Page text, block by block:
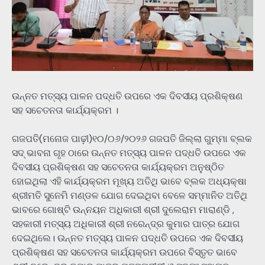
ଉନ୍ନତ ମତ୍ସ୍ୟ ପାଳନ ପଦ୍ଧତି ଉପରେ ଏକ ଦିବସୀୟ ପ୍ରଶିକ୍ଷଣ
ସହ ସଚେତନତା କାର୍ଯ୍ୟକ୍ରମ ।
ଗଜପତି(ମନୋଜ ପାଢ଼ୀ)୧୦/୦୬/୨୦୨୬ ଗଜପତି ଜିଲ୍ଲା ଗୁମ୍ମା ବ୍ଲକ
ସଦ୍ ଭାବନା ଗୃହ ଠାରେ ଉନ୍ନତ ମତ୍ସ୍ୟ ପାଳନ ପଦ୍ଧତି ଉପରେ ଏକ
ଦିବସୀୟ ପ୍ରଶିକ୍ଷଣ ସହ ସଚେତନତା କାର୍ଯ୍ୟକ୍ରମ ଅନୁଷ୍ଠିତ
ହୋଇଥିଲା ‌ଏହି କାର୍ଯ୍ୟକ୍ରମ ମୂଖ୍ୟ ଅତିଥି ଭାବେ ବ୍ଲକ ଅଧ୍ୟକ୍ଷା
ଶ୍ରୀମତି ସୁନେମି ମଣ୍ଡଳ ଯୋଗ ଦେଇଥିବା ବେଳେ ସମ୍ମାନିତ ଅତିଥି
ଭାବରେ ଗୋଷ୍ଟି ଉନ୍ନୟନ ଅଧିକାରୀ ଶ୍ରୀ ଦୁଲେରାମ ମାରାଣ୍ଡି ,
ସହକାରୀ ମତ୍ସ୍ୟ ଅଧିକାରୀ ଶ୍ରୀ ନରେନ୍ଦ୍ର କୁମାର ପାତ୍ର ଯୋଗ
ଦେଇଥିଲେ। ଉନ୍ନତ ମତ୍ସ୍ୟ ପାଳନ ପଦ୍ଧତି ଉପରେ ଏକ ଦିବସୀୟ
ପ୍ରଶିକ୍ଷଣ ସହ ସଚେତନତା କାର୍ଯ୍ୟକ୍ରମ ଉପରେ ବିସ୍ତୃତ ଭାବେ